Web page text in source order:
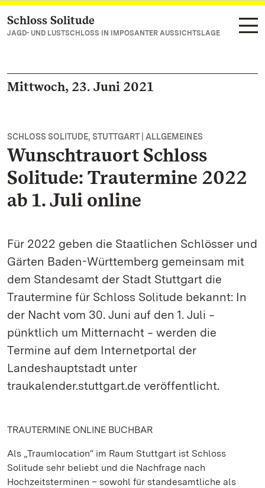
Zum Hauptinhalt springen
Schloss Solitude
JAGD- UND LUSTSCHLOSS IN IMPOSANTER AUSSICHTSLAGE
Mittwoch, 23. Juni 2021
SCHLOSS SOLITUDE, STUTTGART | ALLGEMEINES
Wunschtrauort Schloss
Solitude: Trautermine 2022
ab 1. Juli online
Für 2022 geben die Staatlichen Schlösser und
Gärten Baden-Württemberg gemeinsam mit
dem Standesamt der Stadt Stuttgart die
Trautermine für Schloss Solitude bekannt: In
der Nacht vom 30. Juni auf den 1. Juli ‒
pünktlich um Mitternacht ‒ werden die
Termine auf dem Internetportal der
Landeshauptstadt unter
traukalender.stuttgart.de veröffentlicht.
TRAUTERMINE ONLINE BUCHBAR
Als „Traumlocation“ im Raum Stuttgart ist Schloss
Solitude sehr beliebt und die Nachfrage nach
Hochzeitsterminen – sowohl für standesamtliche als